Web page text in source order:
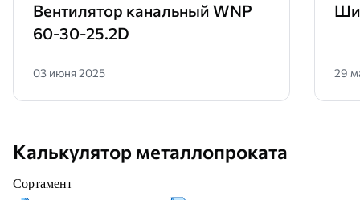
Вентилятор канальный WNP
60-30-25.2D
03 июня 2025 29
Калькулятор металлопроката